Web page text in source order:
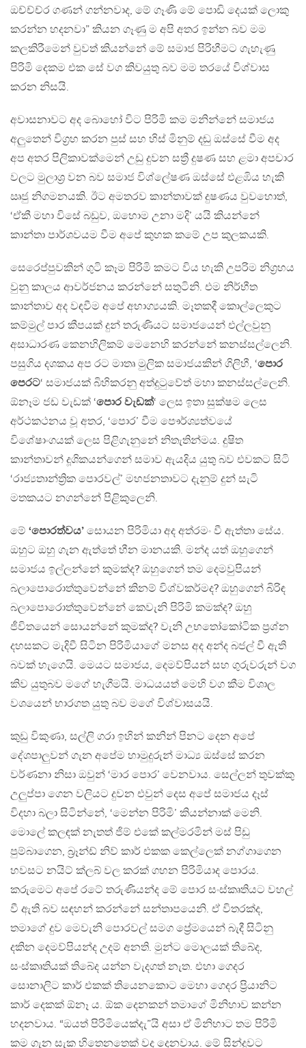
ඔච්ච්ච්ර ගණන් ගන්නවාද, මේ ගෑණි මේ පොඩි දෙයක් ලොකු
කරන්න හදනවා” කියන ගෑණු ම අපි අතර ඉන්න බව මම
කලකිරීමෙන් වුවත් කියන්නේ මේ සමාජ පිරිහීමට ගැහැණු
පිරිමි දෙකම එක සේ වග කිවයුතු බව මම තරයේ විශ්වාස
කරන නිසයි.
අවාසනාවට අද බොහෝ විට පිරිමි කම මනින්නේ සමාජය
අලුතෙන් විග්‍රහ කරන පුස් සහ හිස් මිනුම් දඬු ඔස්සේ වීම අද
අප අතර පිලිකාවක්මෙන් උඩු දුවන සත්‍රී දුෂණ සහ ළමා අපචාර
වලට මුලාශ්‍ර වන බව සමාජ විශ්ලේෂණ ඔස්සේ එළඹිය හැකි
ඍජු නිගමනයකි. ඊට අමතරව කාන්තාවක් දුෂණය වුවහොත්,
‘ඒකී මහා විසේ බඩුව, ඔහොම උනා මදි’ යයි කියන්නේ
කාන්තා පාර්ශවයම වීම අපේ කුහක කමේ උප කුලකයකි.
සෙරෙප්පුවකින් ගුටි කෑම පිරිමි කමට විය හැකි උපරිම නිග්‍රහය
වුනු කාලය ආවර්ජනය කරන්නේ සතුටිනි. එම නිර්භීත
කාන්තාව අද වඳවීම අපේ අභාග්‍යයකි. මෑතකදී කොල්ලෙකුට
කම්මුල් පාර කීපයක් දුන් තරුණියට සමාජයෙන් එල්ලවුනු
අසාධාරණ කෙනහිලිකම් මෙනෙහි කරන්නේ කනස්සල්ලෙනි.
පසුගිය දශකය අප රට මාතෘ මුලික සමාජයකින් ගිලිහී, ‘පොර
පෙරට‘ සමාජයක් බිහිකරනු අත්දුටුවේත් මහා කනස්සල්ලෙනි.
ඕනෑම ජඩ වැඩක් ‘පොර වැඩක්‘ ලෙස ඉතා සුක්ෂම ලෙස
අර්ථකථනය වූ අතර, ‘පොර’ වීම පෞර්ශ්‍යත්වයේ
විශේෂාංගයක් ලෙස පිළිගැනුනේ නිතැතින්මය. දුෂිත
කාන්තාවන් දූශිකයන්ගෙන් සමාව ඇයදිය යුතු බව එවකට සිටි
‘රාජ්‍යතාන්ත්‍රික පොරවල්’ මහජනතාවට දැනුම් දුන් සැටි
මතකයට නගන්නේ පිළිකුලෙනි.
මේ ‘පොරත්වය’ සොයන පිරිමියා අද අත්රමං වී ඇත්තා සේය.
ඔහුට ඔහු ගැන ඇත්තේ හීන මානයකි. මන්ද යත් ඔහුගෙන්
සමාජය ඉල්ලන්නේ කුමක්ද? ඔහුගෙන් තම දෙමවුපියන්
බලාපොරොත්තුවෙන්නේ කිනම් විශ්වකර්මද? ඔහුගෙන් බිරිඳ
බලාපොරොත්තුවෙන්නේ කෙවැනි පිරිමි කමක්ද? ඔහු
ජීවිතයෙන් සොයන්නේ කුමක්ද? වැනි උභතෝකෝටික ප්‍රශ්න
දහසකට මැදිවී සිටින පිරිමියාගේ මනස අද අන්ද බජල් වී ඇති
බවක් හැගෙයි. මෙයට සමාජය, දෙමව්පියන් සහ ගුරුවරුන් වග
කිව යුතුබව මගේ හැගීමයි. මාධයයත් මෙහි වග කීම විශාල
වශයෙන් භාරගත යුතු බව මගේ විශ්වාසයයි.
කුඩු විකුණා, සල්ලි ගරා ඉහින් කනින් පිනට දෙන අපේ
දේශපාලුවන් ගැන අපේම හාමුදුරුන් මාධ්‍ය ඔස්සේ කරන
වර්ණනා නිසා ඔවුන් ‘මාර පොර’ වෙනවාය. සෙල්ලන් තුවක්කු
උලුප්පා ගෙන වලියට දුවන එවුන් දෙස අපේ සමාජය දෑස්
විදහා බලා සිටින්නේ, ‘මෙන්න පිරිමි’ කියන්නාක් මෙනි.
මොලේ කලඳක් නැතත් ජිම් එකේ කල්මරමින් මස් පිඩු
පුම්බාගෙන, බ්‍රෑන්ඩ් නිව් කාර් එකක කෙල්ලෙක් නග්ගාගෙන
හවසට නයිට් ක්ලබ් වල කරක් ගහන පිරිමියාද පොරය.
කරුමෙට අපේ රටේ තරුණියන්ද මේ පොර සංස්කෘතියට වහල්
වී ඇති බව සඳහන් කරන්නේ සන්තාපයෙනි. ඒ විතරක්ද,
තමාගේ දුව මෙවැනි පොරවල් සමග ප්‍රේමයෙන් බැදී සිටිනු
දකින දෙමව්පියන්ද උදම් අනති. මුන්ට මොලයක් තිබේද,
සංස්කෘතියක් තිබේද යන්න වැදගත් නැත. එහා ගෙදර
සොනාලිට කාර් එකක් තියෙනකොට මෙහා ගෙදර ප්‍රියානිට
කාර් දෙකක් ඕනෑ ය. ඕක දෙනකන් තමාගේ මිනිහාව කන්න
හදනවාය. “ඔයත් පිරිමියෙක්දැ”යි අසා ඒ මිනිහාට තම පිරිමි
කම ගැන සැක හිතෙනතෙක් වද දෙනවාය. මේ සින්දුවට